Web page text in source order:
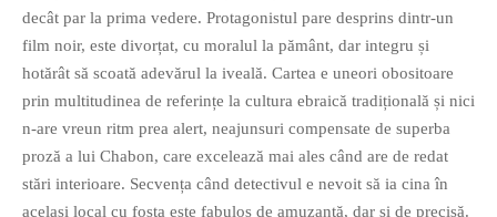
PAGINI
Ce fac?
Contact
Descarca povestirea Floare
decât par la prima vedere. Protagonistul pare desprins dintr-un
film noir, este divorțat, cu moralul la pământ, dar integru și
hotărât să scoată adevărul la iveală. Cartea e uneori obositoare
prin multitudinea de referințe la cultura ebraică tradițională și nici
n-are vreun ritm prea alert, neajunsuri compensate de superba
proză a lui Chabon, care excelează mai ales când are de redat
stări interioare. Secvența când detectivul e nevoit să ia cina în
același local cu fosta este fabulos de amuzantă, dar și de precisă.